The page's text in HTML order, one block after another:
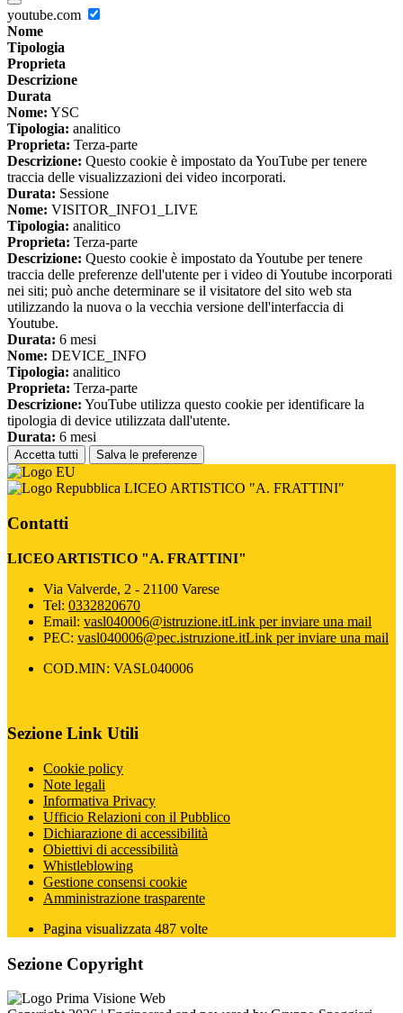
youtube.com
Nome
Tipologia
Proprieta
Descrizione
Durata
Nome: YSC
Tipologia: analitico
Proprieta: Terza-parte
Descrizione: Questo cookie è impostato da YouTube per tenere
traccia delle visualizzazioni dei video incorporati.
Durata: Sessione
Nome: VISITOR_INFO1_LIVE
Tipologia: analitico
Proprieta: Terza-parte
Descrizione: Questo cookie è impostato da Youtube per tenere
traccia delle preferenze dell'utente per i video di Youtube incorporati
nei siti; può anche determinare se il visitatore del sito web sta
utilizzando la nuova o la vecchia versione dell'interfaccia di
Youtube.
Durata: 6 mesi
Nome: DEVICE_INFO
Tipologia: analitico
Proprieta: Terza-parte
Descrizione: YouTube utilizza questo cookie per identificare la
tipologia di device utilizzata dall'utente.
Durata: 6 mesi
Accetta tutti Salva le preferenze
LICEO ARTISTICO "A. FRATTINI"
Contatti
LICEO ARTISTICO "A. FRATTINI"
Via Valverde, 2 - 21100 Varese
Tel: 0332820670
Email: vasl040006@istruzione.itLink per inviare una mail
PEC: vasl040006@pec.istruzione.itLink per inviare una mail
COD.MIN: VASL040006
Sezione Link Utili
Cookie policy
Note legali
Informativa Privacy
Ufficio Relazioni con il Pubblico
Dichiarazione di accessibilità
Obiettivi di accessibilità
Whistleblowing
Gestione consensi cookie
Amministrazione trasparente
Pagina visualizzata 487 volte
Sezione Copyright